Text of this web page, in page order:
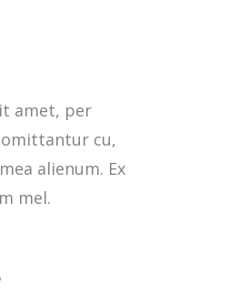
amet, per
cu,
alienum. Ex
mel.